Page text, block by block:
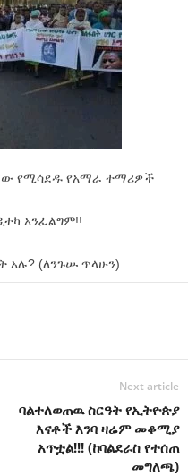
የሚሳደዱ የአማራ ተማሪዎች
አንፈልግም!!
አሉ? (ለንጉሡ ጥላሁን)
Next article
ባልተለወጠዉ ስርዓት የኢትዮጵያ
እናቶች እንባ ዛሬም መቆሚያ
አጥቷል!!! (ከባልደራስ የተሰጠ
መግለጫ)